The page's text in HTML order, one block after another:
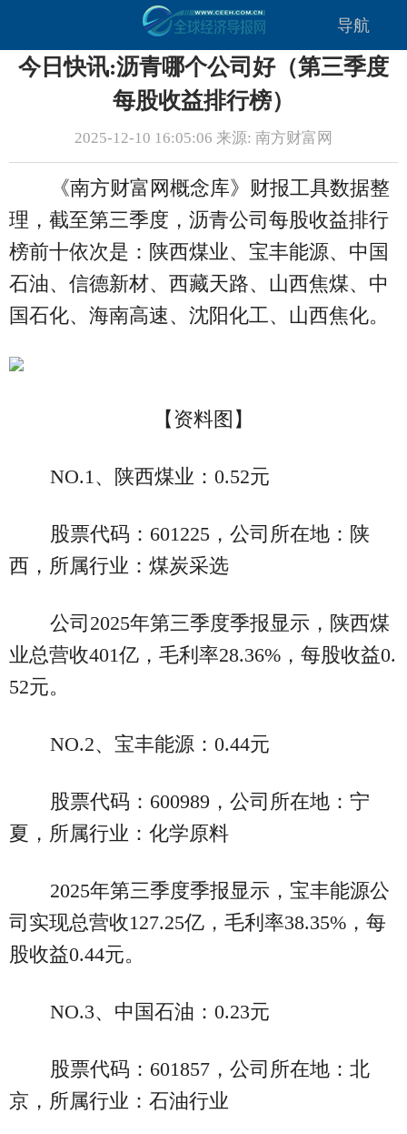
导航
今日快讯:沥青哪个公司好（第三季度
每股收益排行榜）
2025-12-10 16:05:06 来源: 南方财富网
《南方财富网概念库》财报工具数据整
理，截至第三季度，沥青公司每股收益排行
榜前十依次是：陕西煤业、宝丰能源、中国
石油、信德新材、西藏天路、山西焦煤、中
国石化、海南高速、沈阳化工、山西焦化。
【资料图】
NO.1、陕西煤业：0.52元
股票代码：601225，公司所在地：陕
西，所属行业：煤炭采选
公司2025年第三季度季报显示，陕西煤
业总营收401亿，毛利率28.36%，每股收益0.
52元。
NO.2、宝丰能源：0.44元
股票代码：600989，公司所在地：宁
夏，所属行业：化学原料
2025年第三季度季报显示，宝丰能源公
司实现总营收127.25亿，毛利率38.35%，每
股收益0.44元。
NO.3、中国石油：0.23元
股票代码：601857，公司所在地：北
京，所属行业：石油行业